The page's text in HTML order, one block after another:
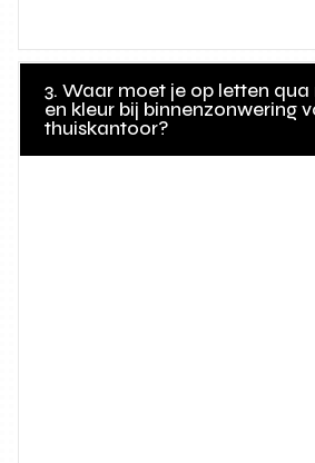
3. Waar moet je op letten
en kleur bij binnenzonwering
thuiskantoor?